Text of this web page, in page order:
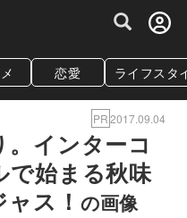
・プレミアムレストラン予約
恋愛 ライフスタ
PR2017.09.04
インターコ
で始まる秋味
ス！ の画像